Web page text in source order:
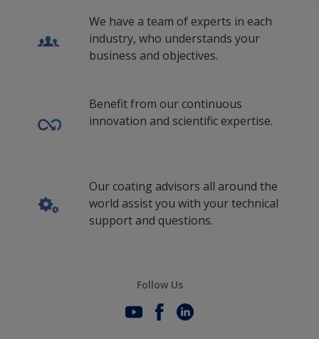
We have a team of experts in each
industry, who understands your
business and objectives.
Benefit from our continuous
innovation and scientific expertise.
Our coating advisors all around the
world assist you with your technical
support and questions.
Follow Us